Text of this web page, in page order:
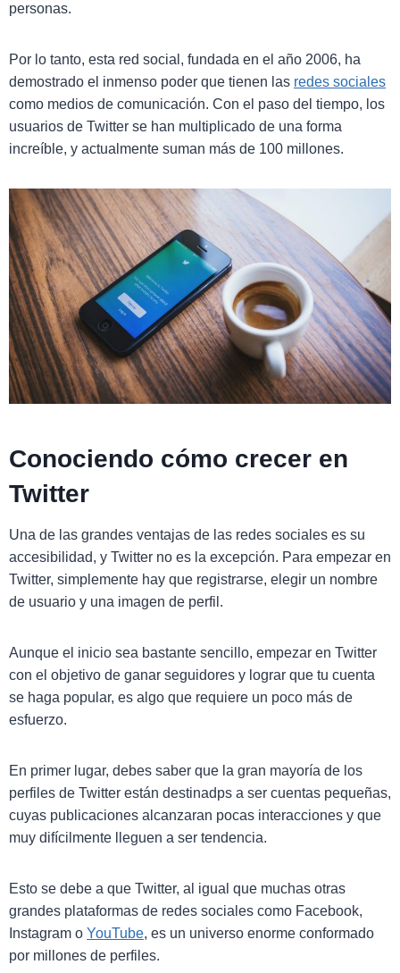
personas.
Por lo tanto, esta red social, fundada en el año 2006, ha
demostrado el inmenso poder que tienen las redes sociales
como medios de comunicación. Con el paso del tiempo, los
usuarios de Twitter se han multiplicado de una forma
increíble, y actualmente suman más de 100 millones.
Conociendo cómo crecer en
Twitter
Una de las grandes ventajas de las redes sociales es su
accesibilidad, y Twitter no es la excepción. Para empezar en
Twitter, simplemente hay que registrarse, elegir un nombre
de usuario y una imagen de perfil.
Aunque el inicio sea bastante sencillo, empezar en Twitter
con el objetivo de ganar seguidores y lograr que tu cuenta
se haga popular, es algo que requiere un poco más de
esfuerzo.
En primer lugar, debes saber que la gran mayoría de los
perfiles de Twitter están destinadps a ser cuentas pequeñas,
cuyas publicaciones alcanzaran pocas interacciones y que
muy difícilmente lleguen a ser tendencia.
Esto se debe a que Twitter, al igual que muchas otras
grandes plataformas de redes sociales como Facebook,
Instagram o YouTube, es un universo enorme conformado
por millones de perfiles.